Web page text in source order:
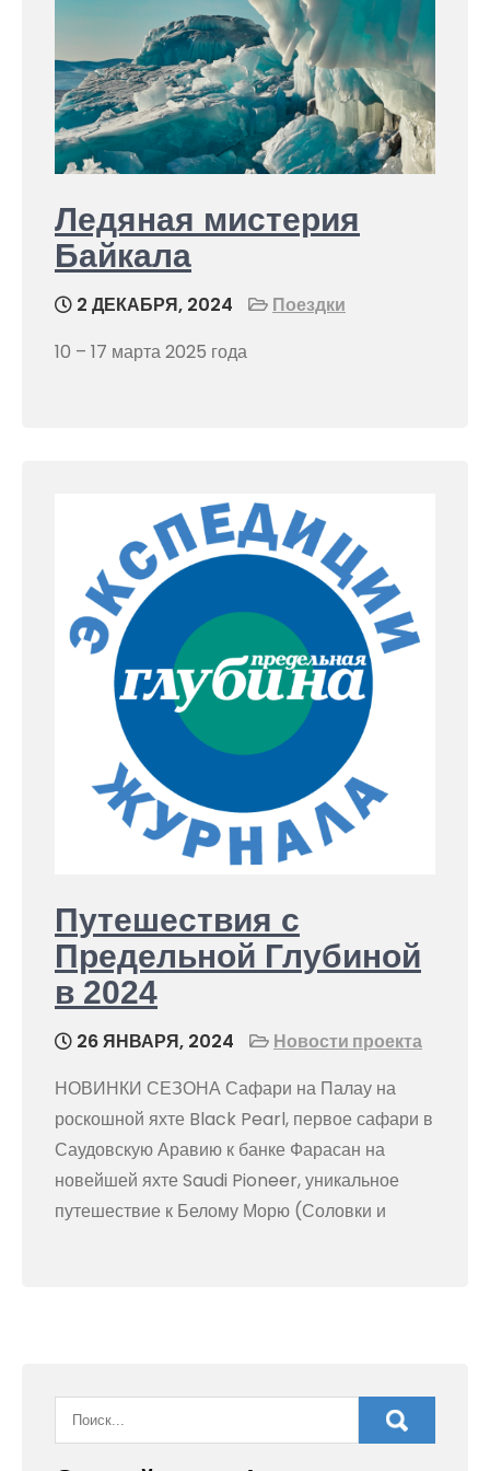
Ледяная мистерия
Байкала
2 ДЕКАБРЯ, 2024
Поездки
10 – 17 марта 2025 года
Путешествия с
Предельной Глубиной
в 2024
26 ЯНВАРЯ, 2024
Новости проекта
НОВИНКИ СЕЗОНА Сафари на Палау на
роскошной яхте Black Pearl, первое сафари в
Саудовскую Аравию к банке Фарасан на
новейшей яхте Saudi Pioneer, уникальное
путешествие к Белому Морю (Соловки и